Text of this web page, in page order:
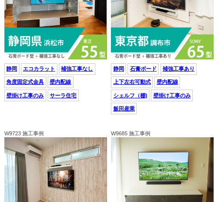
静岡 エコカラット 補強工事なし
角度固定式金具 壁内配線
壁掛け工事のみ サーラ住宅
静岡 石膏ボード 補強工事あり
上下左右可動式 壁内配線
シェルフ（棚) 壁掛け工事のみ
飯田産業
W9723 施工事例 W9685 施工事例